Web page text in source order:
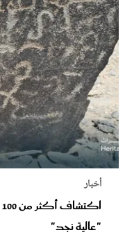
أخبار
"عالية نجد"